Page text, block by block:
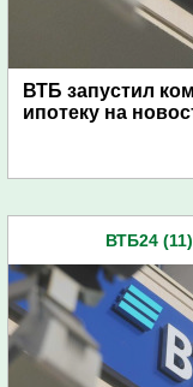
ВТБ запустил
ипотеку на
ВТБ24 (11)